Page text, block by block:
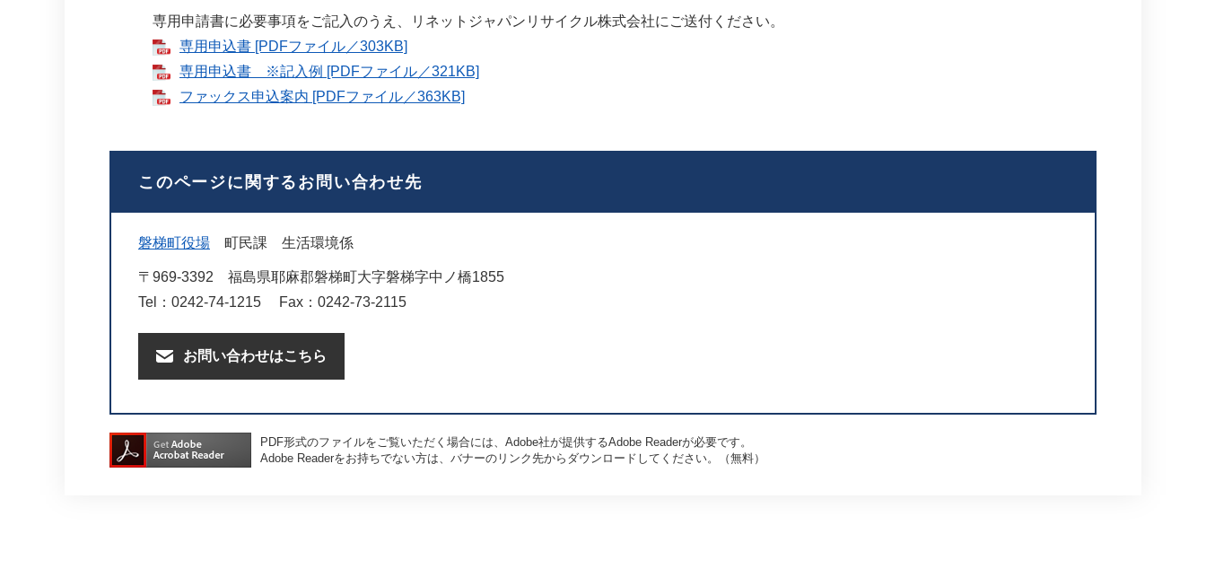
専用申請書に必要事項をご記入のうえ、リネットジャパンリサイクル株式会社にご送付ください。
専用申込書 [PDFファイル／303KB]
専用申込書 ※記入例 [PDFファイル／321KB]
ファックス申込案内 [PDFファイル／363KB]
このページに関するお問い合わせ先
磐梯町役場 町民課 生活環境係
〒969-3392
福島県耶麻郡磐梯町大字磐梯字中ノ橋1855
Tel：0242-74-1215
Fax：0242-73-2115
お問い合わせはこちら
PDF形式のファイルをご覧いただく場合には、Adobe社が提供するAdobe Readerが必要です。
Adobe Readerをお持ちでない方は、バナーのリンク先からダウンロードしてください。（無料）